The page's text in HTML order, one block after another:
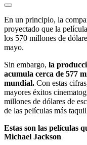
En un principio, la
proyectado que la
los 570 millones de
mayo.
Sin embargo, la
acumula cerca de 577
mundial. Con estas
mayores éxitos
millones de dólares de
de las películas más
Estas son las películas
Michael Jackson